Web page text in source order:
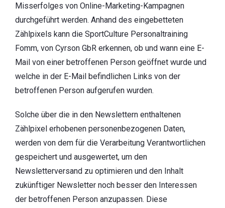
Misserfolges von Online-Marketing-Kampagnen
durchgeführt werden. Anhand des eingebetteten
Zählpixels kann die SportCulture Personaltraining
Fomm, von Cyrson GbR erkennen, ob und wann eine E-
Mail von einer betroffenen Person geöffnet wurde und
welche in der E-Mail befindlichen Links von der
betroffenen Person aufgerufen wurden.
Solche über die in den Newslettern enthaltenen
Zählpixel erhobenen personenbezogenen Daten,
werden von dem für die Verarbeitung Verantwortlichen
gespeichert und ausgewertet, um den
Newsletterversand zu optimieren und den Inhalt
zukünftiger Newsletter noch besser den Interessen
der betroffenen Person anzupassen. Diese